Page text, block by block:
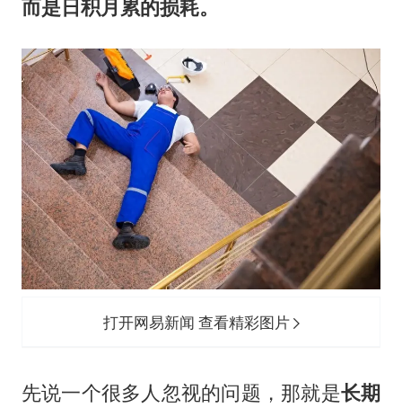
而是日积月累的损耗。
打开网易新闻 查看精彩图片
先说一个很多人忽视的问题，那就是长期